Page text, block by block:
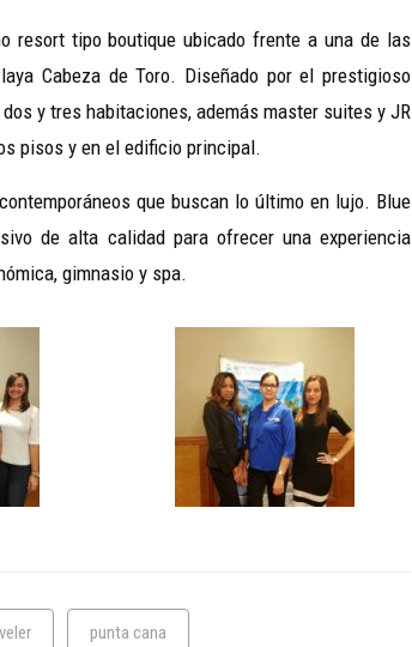
resort tipo boutique ubicado frente a una de las
Cabeza de Toro. Diseñado por el prestigioso
y tres habitaciones, además master suites y JR
pisos y en el edificio principal.
que buscan lo último en lujo. Blue
de alta calidad para ofrecer una experiencia
gimnasio y spa.
punta cana